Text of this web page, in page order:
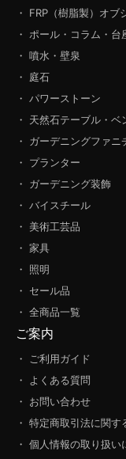
・ FRP（樹脂製）オブ
・ ポール・コラム・台
・ 噴水・壁泉
・ 庭石
・ パワーストーン
・ 天然石テーブル・ベ
・ ガーデニングファニ
・ プランター
・ ガーデニング装飾
・ バイスチール
・ 美術工芸品
・ 家具
・ 照明
・ セール品
・ 全商品一覧
ご案内
・ ご利用ガイド
・ よくある質問
・ お問い合わせ
・ 特定商取引法に関す
・ 個人情報の取り扱い